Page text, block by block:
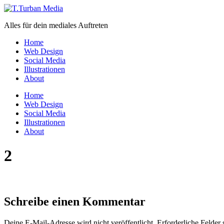
Zum
wechseln
Alles für dein mediales Auftreten
Home
Web Design
Social Media
Illustrationen
About
Menü
Home
Web Design
Social Media
Illustrationen
About
2
Schreibe einen Kommentar